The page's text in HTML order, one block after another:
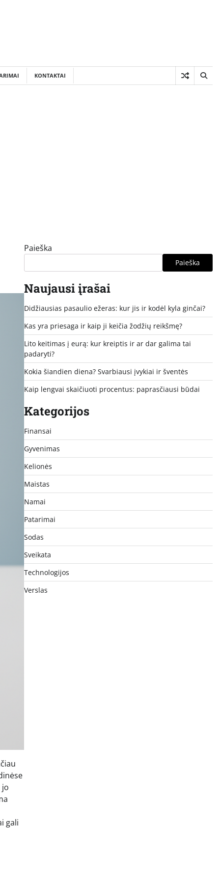
KONTAKTAI
gali
Paieška
Paieška
Naujausi įrašai
Didžiausias pasaulio ežeras: kur jis ir kodėl kyla ginčai?
Kas yra priesaga ir kaip ji keičia žodžių reikšmę?
Lito keitimas į eurą: kur kreiptis ir ar dar galima tai
padaryti?
Kokia šiandien diena? Svarbiausi įvykiai ir šventės
Kaip lengvai skaičiuoti procentus: paprasčiausi būdai
Kategorijos
Finansai
Gyvenimas
Kelionės
Maistas
Namai
Patarimai
Sodas
Sveikata
Technologijos
Verslas